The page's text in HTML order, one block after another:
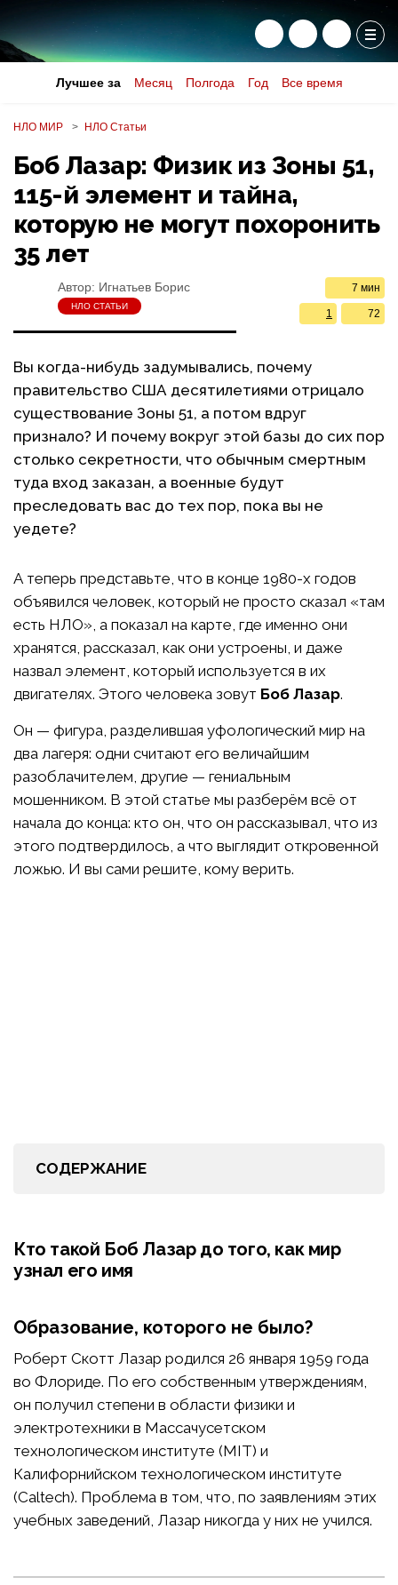
Лучшее за Месяц Полгода Год Все время
НЛО МИР НЛО Статьи
Боб Лазар: Физик из Зоны 51,
115-й элемент и тайна,
которую не могут похоронить
35 лет
Автор: Игнатьев Борис
НЛО СТАТЬИ
7 мин
72
1
Вы когда-нибудь задумывались, почему
правительство США десятилетиями отрицало
существование Зоны 51, а потом вдруг
признало? И почему вокруг этой базы до сих пор
столько секретности, что обычным смертным
туда вход заказан, а военные будут
преследовать вас до тех пор, пока вы не
уедете?
А теперь представьте, что в конце 1980-х годов
объявился человек, который не просто сказал «там
есть НЛО», а показал на карте, где именно они
хранятся, рассказал, как они устроены, и даже
назвал элемент, который используется в их
двигателях. Этого человека зовут Боб Лазар.
Он — фигура, разделившая уфологический мир на
два лагеря: одни считают его величайшим
разоблачителем, другие — гениальным
мошенником. В этой статье мы разберём всё от
начала до конца: кто он, что он рассказывал, что из
этого подтвердилось, а что выглядит откровенной
ложью. И вы сами решите, кому верить.
СОДЕРЖАНИЕ
Кто такой Боб Лазар до того, как мир
узнал его имя
Образование, которого не было?
Роберт Скотт Лазар родился 26 января 1959 года
во Флориде. По его собственным утверждениям,
он получил степени в области физики и
электротехники в Массачусетском
технологическом институте (MIT) и
Калифорнийском технологическом институте
(Caltech). Проблема в том, что, по заявлениям этих
учебных заведений, Лазар никогда у них не учился.